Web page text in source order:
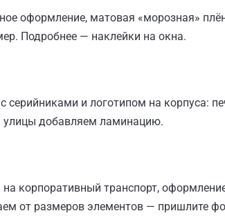
оформление, матовая «морозная»
Подробнее — наклейки на окна.
и логотипом на корпуса:
улицы добавляем ламинацию.
корпоративный транспорт,
от размеров элементов — пришлите